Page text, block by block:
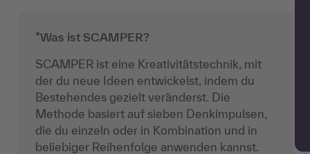
*Was ist SCAMPER?
SCAMPER ist eine Kreativitätstechnik, mit
der du neue Ideen entwickelst, indem du
Bestehendes gezielt veränderst. Die
Methode basiert auf sieben Denkimpulsen,
die du einzeln oder in Kombination und in
beliebiger Reihenfolge anwenden kannst.